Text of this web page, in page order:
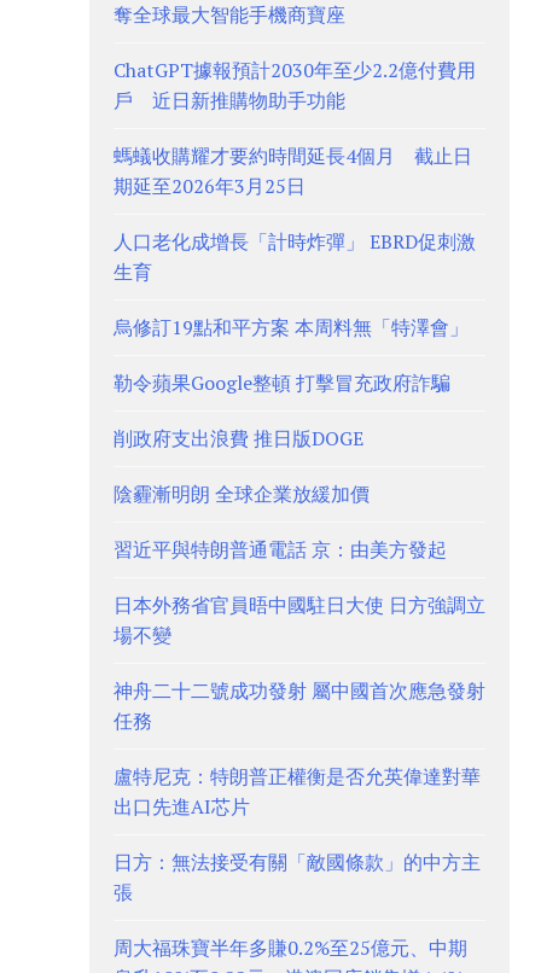
奪全球最大智能手機商寶座
ChatGPT據報預計2030年至少2.2億付費用
戶 近日新推購物助手功能
螞蟻收購耀才要約時間延長4個月 截止日
期延至2026年3月25日
人口老化成增長「計時炸彈」 EBRD促刺激
生育
烏修訂19點和平方案 本周料無「特澤會」
勒令蘋果Google整頓 打擊冒充政府詐騙
削政府支出浪費 推日版DOGE
陰霾漸明朗 全球企業放緩加價
習近平與特朗普通電話 京：由美方發起
日本外務省官員晤中國駐日大使 日方強調立
場不變
神舟二十二號成功發射 屬中國首次應急發射
任務
盧特尼克：特朗普正權衡是否允英偉達對華
出口先進AI芯片
日方：無法接受有關「敵國條款」的中方主
張
周大福珠寶半年多賺0.2%至25億元、中期